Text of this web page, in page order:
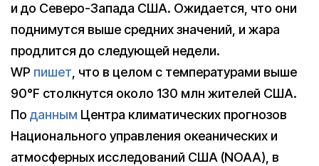
и до Северо-Запада США. Ожидается, что они
поднимутся выше средних значений, и жара
продлится до следующей недели.
WP пишет , что в целом с температурами выше
90°F столкнутся около 130 млн жителей США.
По данным Центра климатических прогнозов
Национального управления океанических и
атмосферных исследований США (NOAA), в